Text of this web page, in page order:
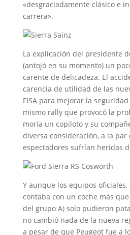
«desgraciadamente clásico e
carrera».
La explicación del presidente
(antojó en su momento) un
carente de delicadeza. El
carencia de utilidad de las
FISA para mejorar la
mismo rally que provocó la
moría un copiloto y su
diversa consideración, a la par
espectadores sufrían heridas
Y aunque los equipos oficiales,
contaba con un coche más
del grupo A) solo pudieron
no cambió nada de la nueva
a pesar de que Peugeot fue a